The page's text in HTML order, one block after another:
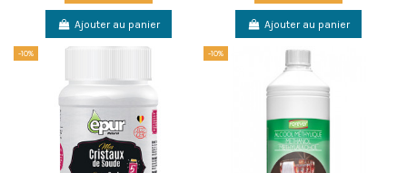
Ajouter au panier Ajouter au panier
-10% -10%